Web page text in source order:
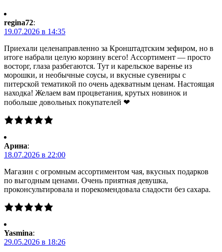
regina72:
19.07.2026 в 14:35
Приехали целенаправленно за Кронштадтским зефиром, но в
итоге набрали целую корзину всего! Ассортимент — просто
восторг, глаза разбегаются. Тут и карельское варенье из
морошки, и необычные соусы, и вкусные сувениры с
питерской тематикой по очень адекватным ценам. Настоящая
находка! Желаем вам процветания, крутых новинок и
побольше довольных покупателей ❤
Арина:
18.07.2026 в 22:00
Магазин с огромным ассортиментом чая, вкусных подарков
по выгодным ценами. Очень приятная девушка,
проконсультировала и порекомендовала сладости без сахара.
Yasmina:
29.05.2026 в 18:26